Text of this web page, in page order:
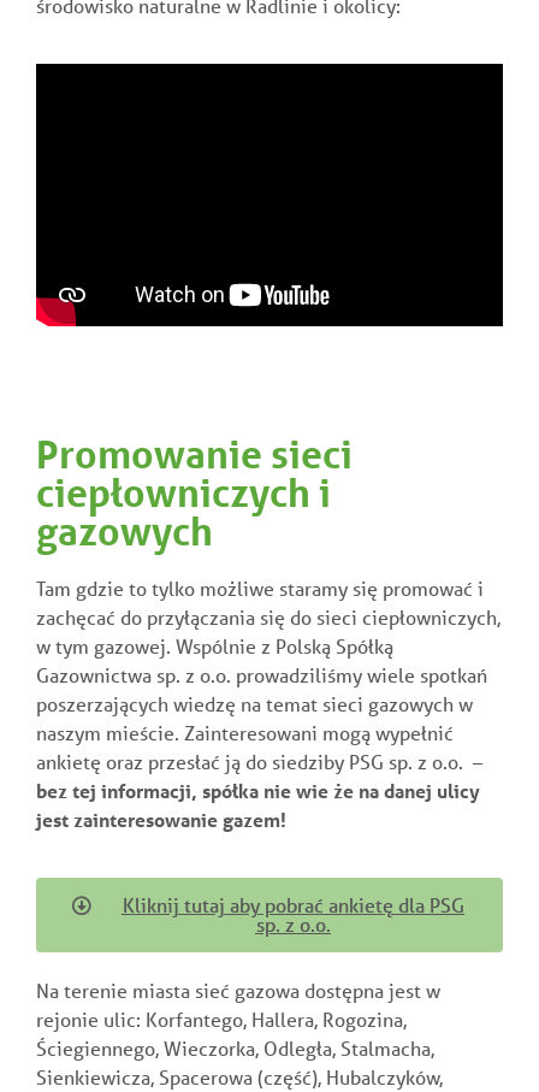
środowisko naturalne w Radlinie i okolicy:
Promowanie sieci
ciepłowniczych i
gazowych
Tam gdzie to tylko możliwe staramy się promować i
zachęcać do przyłączania się do sieci ciepłowniczych,
w tym gazowej. Wspólnie z Polską Spółką
Gazownictwa sp. z o.o. prowadziliśmy wiele spotkań
poszerzających wiedzę na temat sieci gazowych w
naszym mieście. Zainteresowani mogą wypełnić
ankietę oraz przesłać ją do siedziby PSG sp. z o.o. –
bez tej informacji, spółka nie wie że na danej ulicy
jest zainteresowanie gazem!
Kliknij tutaj aby pobrać ankietę dla PSG
sp. z o.o.
Na terenie miasta sieć gazowa dostępna jest w
rejonie ulic: Korfantego, Hallera, Rogozina,
Ściegiennego, Wieczorka, Odległa, Stalmacha,
Sienkiewicza, Spacerowa (część), Hubalczyków,